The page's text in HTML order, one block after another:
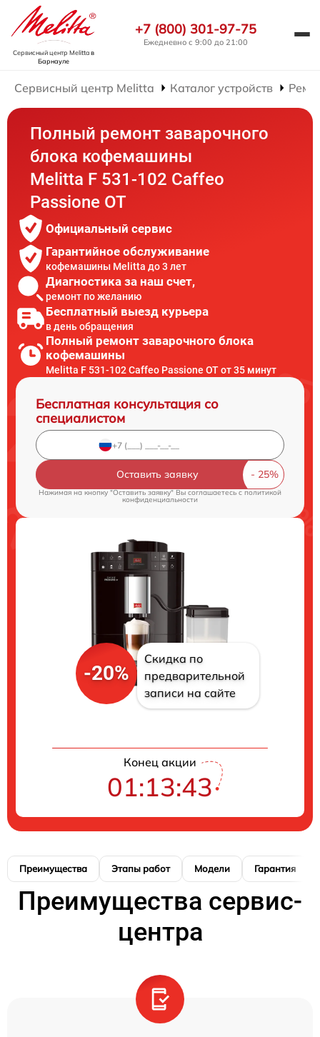
Сервисный центр Melittaв
Барнауле
+7 (800) 301-97-75
Ежедневно с 9:00 до 21:00
Сервисный центр Melitta Каталог устройств
Полный ремонт заварочного
блока кофемашины
Melitta F 531-102 Caffeo
Passione OT
Официальный сервис
Гарантийное обслуживание
кофемашины Melitta до 3 лет
Диагностика за наш счет,
ремонт по желанию
Бесплатный выезд курьера
в день обращения
Полный ремонт заварочного блока
кофемашины
Melitta F 531-102 Caffeo Passione OT от 35 минут
Бесплатная консультация со
специалистом
Оставить заявку
Нажимая на кнопку "Оставить заявку" Вы соглашаетесь cполитикой
конфиденциальности
-20%
Скидка по
предварительной
записи на сайте
Конец акции
01:13:42
Преимущества Этапы работ Модели Гарантия
Преимущества сервис-
центра